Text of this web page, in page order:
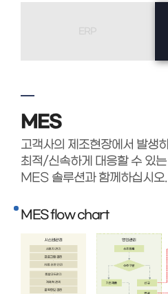
MES
고객사의 제조현장에서 발생
최적/신속하게 대응할 수 있
MES 솔루션과 함께하십시오.
MES flow chart